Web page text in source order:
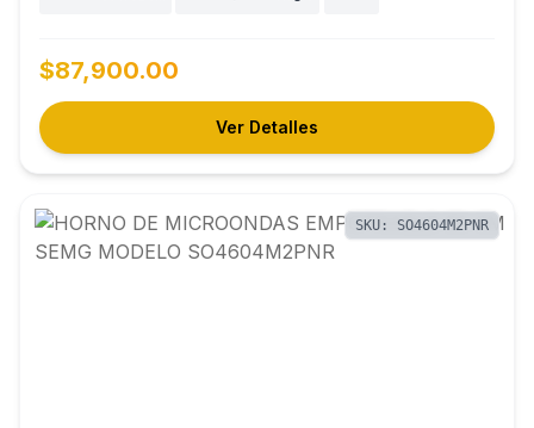
$87,900.00
Ver Detalles
SKU: SO4604M2PNR